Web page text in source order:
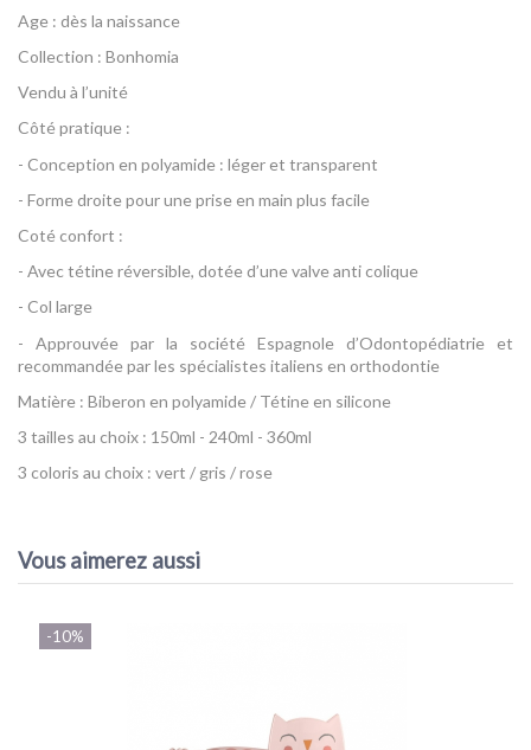
Age : dès la naissance
Collection : Bonhomia
Vendu à l’unité
Côté pratique :
- Conception en polyamide : léger et transparent
- Forme droite pour une prise en main plus facile
Coté confort :
- Avec tétine réversible, dotée d’une valve anti colique
- Col large
- Approuvée par la société Espagnole d’Odontopédiatrie et
recommandée par les spécialistes italiens en orthodontie
Matière : Biberon en polyamide / Tétine en silicone
3 tailles au choix : 150ml - 240ml - 360ml
3 coloris au choix : vert / gris / rose
Vous aimerez aussi
-10%